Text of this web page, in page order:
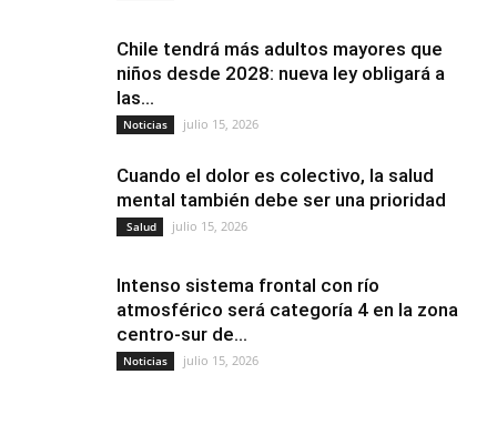
Chile tendrá más adultos mayores que
niños desde 2028: nueva ley obligará a
las...
Noticias julio 15, 2026
Cuando el dolor es colectivo, la salud
mental también debe ser una prioridad
Salud julio 15, 2026
Intenso sistema frontal con río
atmosférico será categoría 4 en la zona
centro-sur de...
Noticias julio 15, 2026